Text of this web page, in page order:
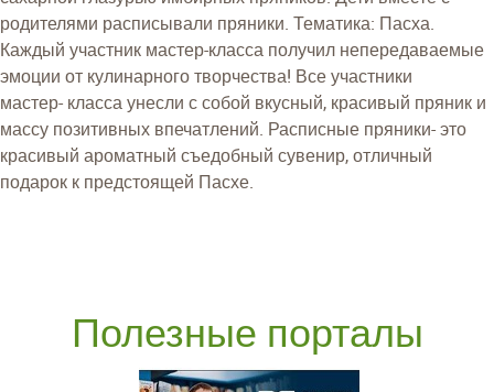
родителями расписывали пряники. Тематика: Пасха.
Каждый участник мастер-класса получил непередаваемые
эмоции от кулинарного творчества! Все участники
мастер- класса унесли с собой вкусный, красивый пряник и
массу позитивных впечатлений. Расписные пряники- это
красивый ароматный съедобный сувенир, отличный
подарок к предстоящей Пасхе.
Полезные порталы